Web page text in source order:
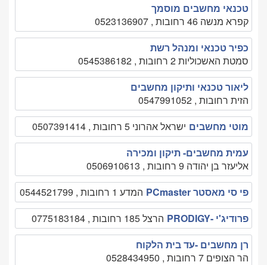
טכנאי מחשבים מוסמך
קפרא מנשה 46 רחובות , 0523136907
כפיר טכנאי ומנהל רשת
סמטת האשכוליות 2 רחובות , 0545386182
ליאור טכנאי ותיקון מחשבים
הזית רחובות , 0547991052
מוטי מחשבים ישראל אהרוני 5 רחובות , 0507391414
עמית מחשבים- תיקון ומכירה
אליעזר בן יהודה 9 רחובות , 0506910613
פי סי מאסטר PCmaster
המדע 1 רחובות , 0544521799
פרודיג'י -PRODIGY
הרצל 185 רחובות , 0775183184
רן מחשבים -עד בית הלקוח
הר הצופים 7 רחובות , 0528434950